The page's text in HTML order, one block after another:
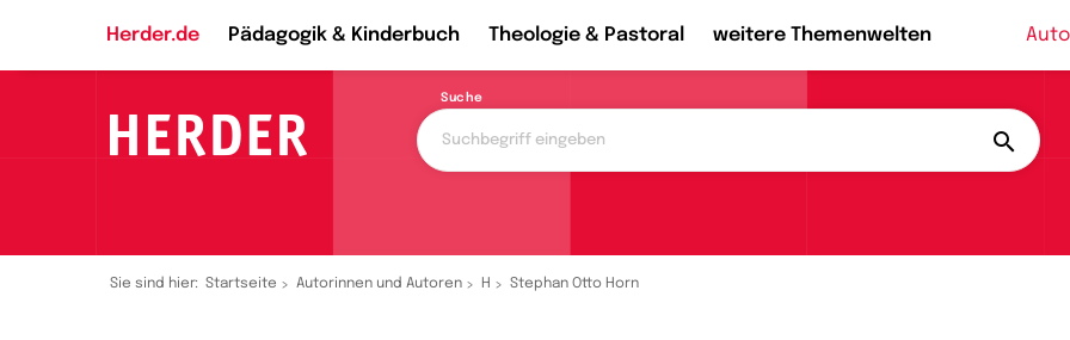
Herder.de Pädagogik & Kinderbuch Theologie & Pastoral weitere Themenwelten
Suche
Sie sind hier: Startseite Autorinnen und Autoren H Stephan Otto Horn